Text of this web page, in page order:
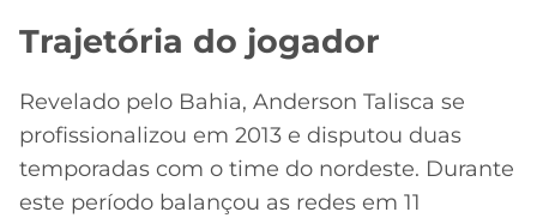
Trajetória do jogador
Revelado pelo Bahia, Anderson Talisca se
profissionalizou em 2013 e disputou duas
temporadas com o time do nordeste. Durante
este período balançou as redes em 11